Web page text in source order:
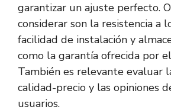
garantizar un ajuste perfecto.
considerar son la resistencia a
facilidad de instalación y
como la garantía ofrecida por
También es relevante evaluar
calidad-precio y las opiniones
usuarios.